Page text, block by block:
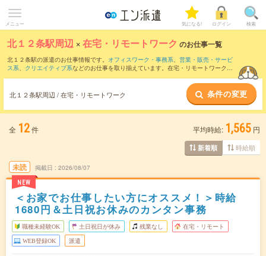
メニュー 気になる! ログイン 検索
北１２条駅周辺 ×在宅・リモートワーク のお仕事一覧
北１２条駅の派遣のお仕事情報です。 オフィスワーク・事務系、 営業・販売・サービ
ス系、 クリエイティブ系などのお仕事を取り揃えています。在宅・リモートワークの
北１２条駅周辺 / 在宅・リモートワーク 条件の変更
全 12件 平均時給: 1,565 円
新着順 時給順
未読
NEW
掲載日 2026/08/07
＜お家でお仕事したい方にオススメ！＞時給
1680円＆土日祝お休みのカンタン事務
職種未経験OK 土日祝日が休み 残業なし 在宅・リモート
WEB登録OK 派遣